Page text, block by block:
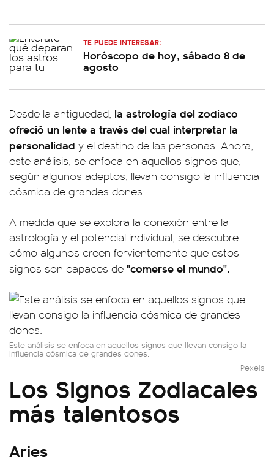
TE PUEDE INTERESAR:
Horóscopo de hoy, sábado 8 de
agosto
Desde la antigüedad, la astrología del zodiaco
ofreció un lente a través del cual interpretar la
personalidad y el destino de las personas. Ahora,
este análisis, se enfoca en aquellos signos que,
según algunos adeptos, llevan consigo la influencia
cósmica de grandes dones.
A medida que se explora la conexión entre la
astrología y el potencial individual, se descubre
cómo algunos creen fervientemente que estos
signos son capaces de "comerse el mundo".
Este análisis se enfoca en aquellos signos que llevan consigo la
influencia cósmica de grandes dones.
Pexels
Los Signos Zodiacales
más talentosos
Aries